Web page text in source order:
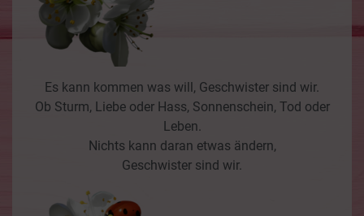
Es kann kommen was will, Geschwister sind wir.
Ob Sturm, Liebe oder Hass, Sonnenschein, Tod oder
Leben.
Nichts kann daran etwas ändern,
Geschwister sind wir.